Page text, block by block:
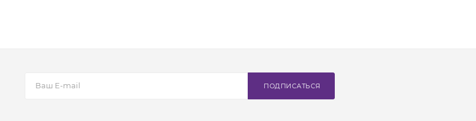
ПОДПИСАТЬСЯ